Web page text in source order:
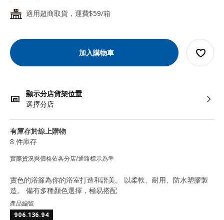
24 適用超商取貨，運費$59/箱
加入購物車
顯示分店貨架位置
選擇分店
有庫存於線上購物
8 件庫存
實際貨況與價格依各分店/通路標示為準
實色的浴簾為你的浴室打造和諧美。 以柔軟、耐用、防水塑膠製
造。 備有多種顏色選擇，極易搭配
產品編號
906.136.94